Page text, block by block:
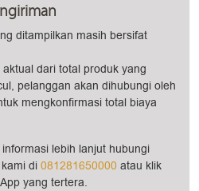
ditampilkan masih bersifat
dari total produk yang
pelanggan akan dihubungi oleh
mengkonfirmasi total biaya
informasi lebih lanjut hubungi
di 081281650000 atau klik
yang tertera.